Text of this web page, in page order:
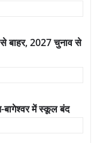
बाहर, 2027 चुनाव से
बागेश्वर में स्कूल बंद